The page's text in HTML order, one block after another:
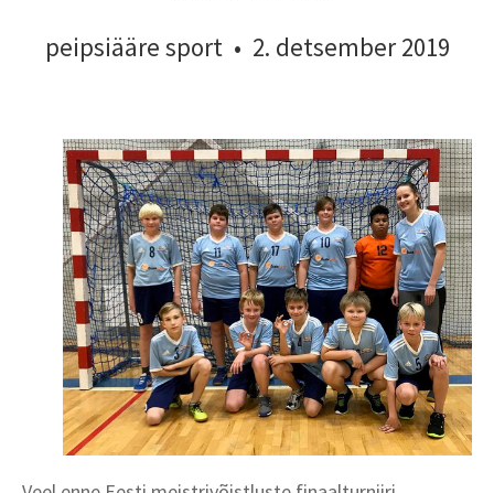
peipsiääre sport • 2. detsember 2019